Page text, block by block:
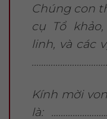
Chúng con
cụ Tổ
linh, và các
Kính mời
là: